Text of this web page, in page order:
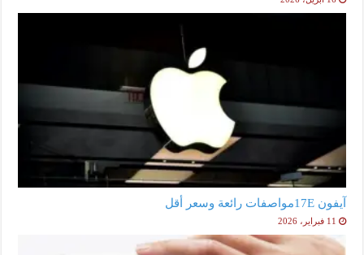
آيفون 17Eمواصفات رائعة وسعر أقل
11 فبراير، 2026